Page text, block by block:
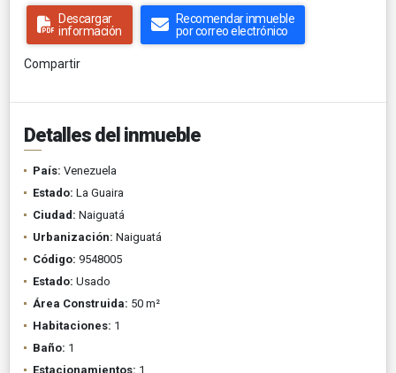
Descargar
información
Recomendar inmueble
por correo electrónico
Compartir
Detalles del inmueble
País: Venezuela
Estado: La Guaira
Ciudad: Naiguatá
Urbanización: Naiguatá
Código: 9548005
Estado: Usado
Área Construida: 50 m²
Habitaciones: 1
Baño: 1
Estacionamientos: 1